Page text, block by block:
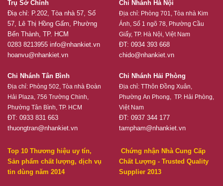
Trụ Sở Chính
Điạ chỉ: P.202, Tòa nhà 57, Số
57, Lê Thị Hồng Gấm, Phường
Bến Thành, TP. HCM
0283 8213955 info@nhankiet.vn
hoanvu@nhankiet.vn
Chi Nhánh Tân Bình
Địa chỉ: Phòng 502, Tòa nhà Đoàn
Hải Plaza, 756 Trường Chinh,
Phường Tân Bình, TP. HCM
ĐT: 0933 831 663
thuongtran@nhankiet.vn
Chi Nhánh Hà Nội
Địa chỉ: Phòng 701, Tòa nhà Kim
Ánh, Số 1 ngõ 78, Phường Cầu
Giấy, TP. Hà Nội, Việt Nam
ĐT: 0934 393 668
chido@nhankiet.vn
Chi Nhánh Hải Phòng
Địa chỉ: TThôn Đồng Xuân,
Phường An Phong, TP. Hải Phòng,
Việt Nam
ĐT: 0937 344 177
tampham@nhankiet.vn
Top 10 Thương hiệu uy tín,
Sản phẩm chất lượng, dịch vụ
tin dùng năm 2014
Chứng nhận Nhà Cung Cấp
Chất Lượng - Trusted Quality
Supplier 2013